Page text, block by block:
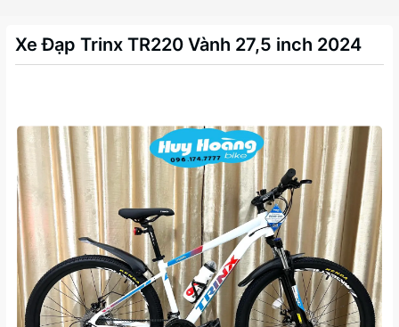
Xe Đạp Trinx TR220 Vành 27,5 inch 2024